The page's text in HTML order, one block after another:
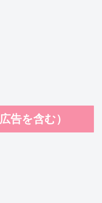
告を含む）